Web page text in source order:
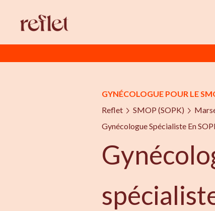
GYNÉCOLOGUE POUR LE
Reflet
SMOP (SOPK)
Gynécologue Spécialiste En